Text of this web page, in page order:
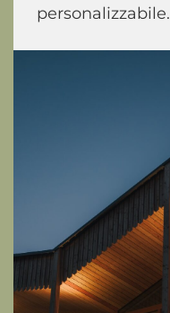
personalizzabile.